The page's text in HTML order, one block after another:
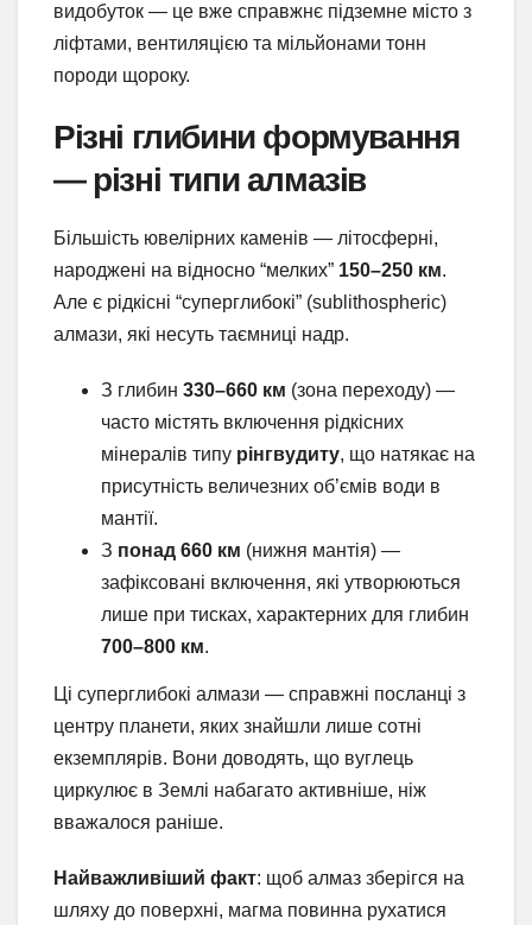
видобуток — це вже справжнє підземне місто з
ліфтами, вентиляцією та мільйонами тонн
породи щороку.
Різні глибини формування
— різні типи алмазів
Більшість ювелірних каменів — літосферні,
народжені на відносно “мелких” 150–250 км.
Але є рідкісні “суперглибокі” (sublithospheric)
алмази, які несуть таємниці надр.
З глибин 330–660 км (зона переходу) —
часто містять включення рідкісних
мінералів типу рінгвудиту, що натякає на
присутність величезних об’ємів води в
мантії.
З понад 660 км (нижня мантія) —
зафіксовані включення, які утворюються
лише при тисках, характерних для глибин
700–800 км.
Ці суперглибокі алмази — справжні посланці з
центру планети, яких знайшли лише сотні
екземплярів. Вони доводять, що вуглець
циркулює в Землі набагато активніше, ніж
вважалося раніше.
Найважливіший факт: щоб алмаз зберігся на
шляху до поверхні, магма повинна рухатися